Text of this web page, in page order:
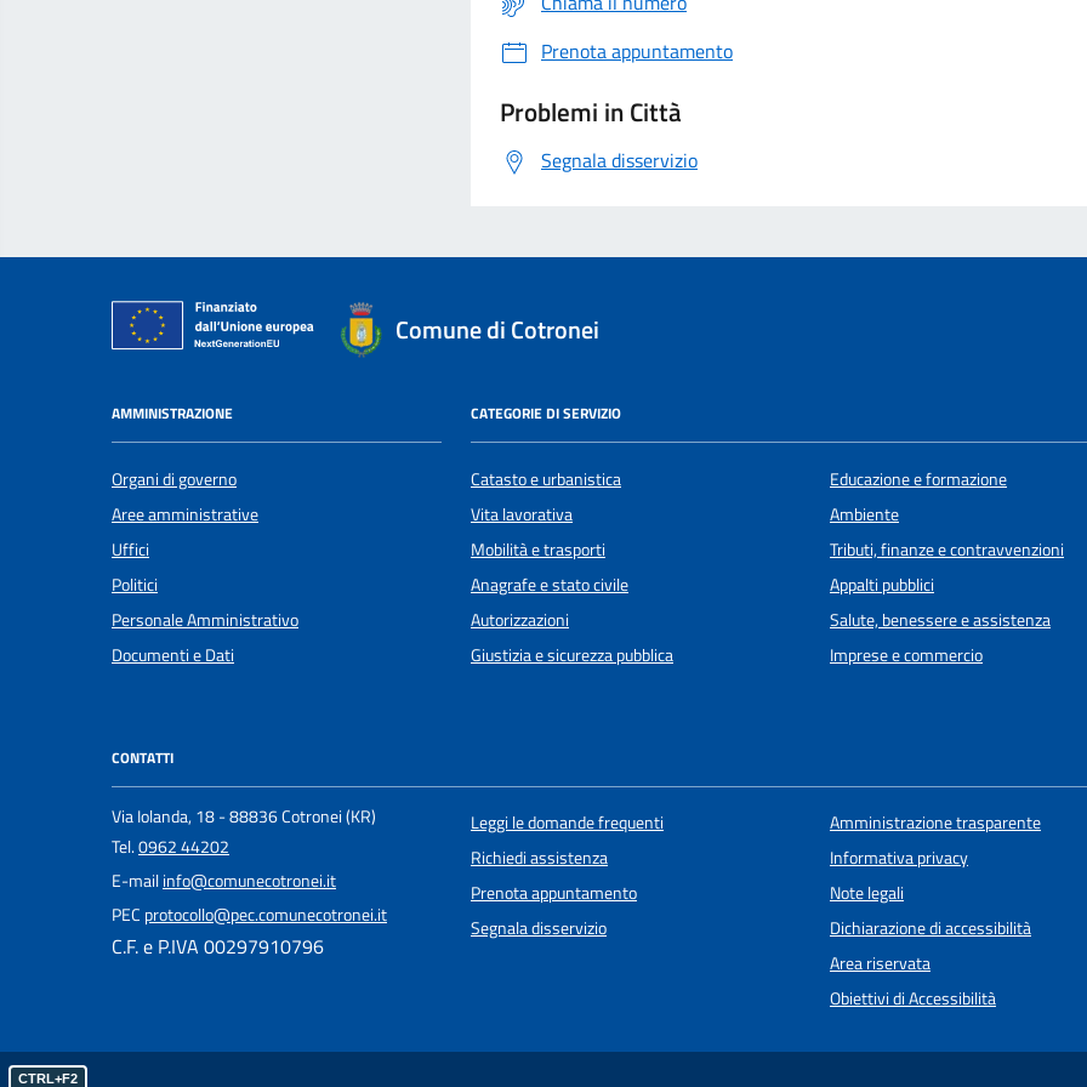
CTRL+F2
Prenota appuntamento
Problemi in Città
Segnala disservizio
Comune di Cotronei
AMMINISTRAZIONE
Organi di governo
Aree amministrative
Uffici
Politici
Personale Amministrativo
Documenti e Dati
CATEGORIE DI SERVIZIO
Catasto e urbanistica
Vita lavorativa
Mobilità e trasporti
Anagrafe e stato civile
Autorizzazioni
Giustizia e sicurezza pubblica
Educazione e formazione
Ambiente
Tributi, finanze e contravvenzioni
Appalti pubblici
Salute, benessere e assistenza
Imprese e commercio
CONTATTI
Via Iolanda, 18 - 88836 Cotronei (KR)
Tel.0962 44202
E-mailinfo@comunecotronei.it
PEC protocollo@pec.comunecotronei.it
C.F. e P.IVA 00297910796
Leggi le domande frequenti
Richiedi assistenza
Prenota appuntamento
Segnala disservizio
Amministrazione trasparente
Informativa privacy
Note legali
Dichiarazione di accessibilità
Area riservata
Obiettivi di Accessibilità